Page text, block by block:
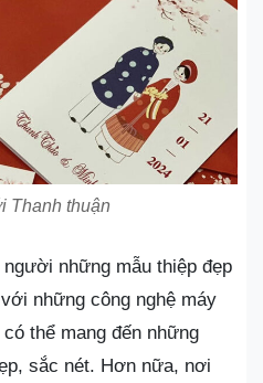
Thanh thuận
những mẫu thiệp đẹp
những công nghệ máy
thể mang đến những
sắc nét. Hơn nữa, nơi